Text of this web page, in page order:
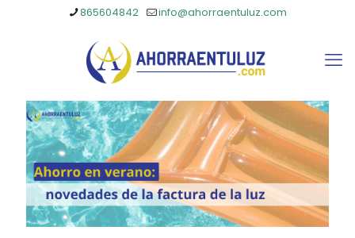
865604842 info@ahorraentuluz.com